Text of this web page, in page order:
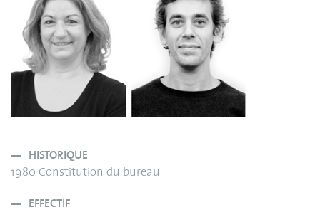
HISTORIQUE
1980 Constitution du bureau
EFFECTIF